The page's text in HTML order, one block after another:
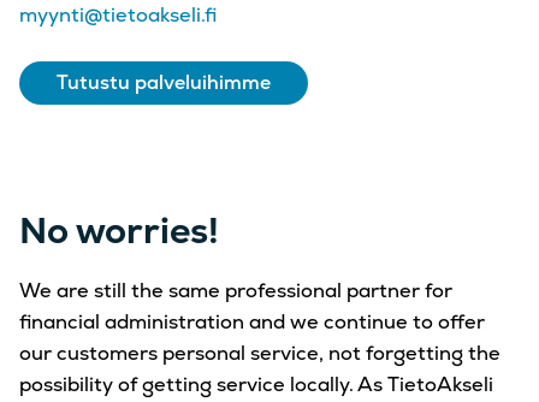
myynti@tietoakseli.fi
Tutustu palveluihimme
No worries!
We are still the same professional partner for
financial administration and we continue to offer
our customers personal service, not forgetting the
possibility of getting service locally. As TietoAkseli